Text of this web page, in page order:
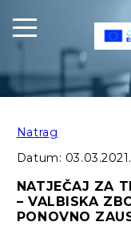
Natrag
Datum: 03.03.2021.
NATJEČAJ ZA
– VALBISKA
PONOVNO